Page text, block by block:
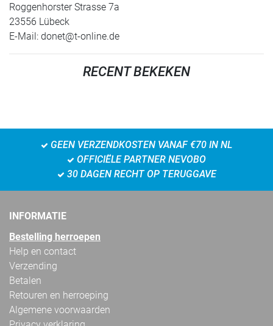
Roggenhorster Strasse 7a
23556 Lübeck
E-Mail: donet@t-online.de
RECENT BEKEKEN
GEEN VERZENDKOSTEN VANAF €70 IN NL
OFFICIËLE PARTNER NEVOBO
30 DAGEN RECHT OP TERUGGAVE
INFORMATIE
Bestelling herroepen
Help en contact
Verzending
Betalen
Retouren en herroeping
Algemene voorwaarden